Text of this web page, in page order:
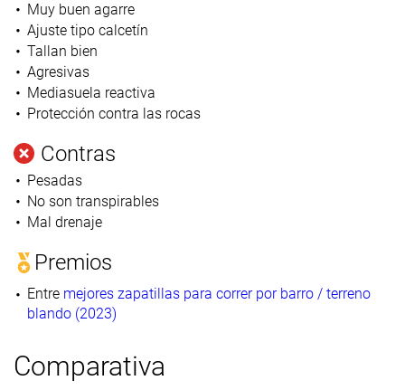
Muy buen agarre
Ajuste tipo calcetín
Tallan bien
Agresivas
Mediasuela reactiva
Protección contra las rocas
Contras
Pesadas
No son transpirables
Mal drenaje
Premios
Entre mejores zapatillas para correr por barro / terreno
blando (2023)
Comparativa